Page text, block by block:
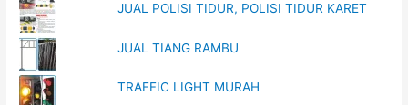
JUAL POLISI TIDUR, POLISI TIDUR KARET
JUAL TIANG RAMBU
TRAFFIC LIGHT MURAH